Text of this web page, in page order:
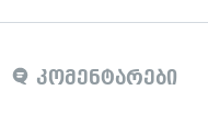
კომენტარები